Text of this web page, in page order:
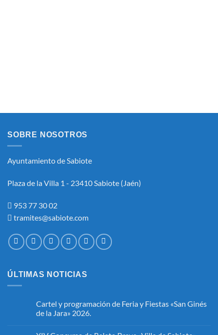
SOBRE NOSOTROS
Ayuntamiento de Sabiote
Plaza de la Villa 1 - 23410 Sabiote (Jaén)
953 77 30 02
tramites@sabiote.com
ÚLTIMAS NOTICIAS
Cartel y programación de Feria y Fiestas «San Ginés
de la Jara» 2026.